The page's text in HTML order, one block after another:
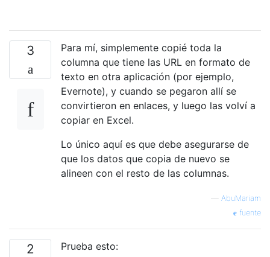
3
Para mí, simplemente copié toda la
columna que tiene las URL en formato de
texto en otra aplicación (por ejemplo,
Evernote), y cuando se pegaron allí se
convirtieron en enlaces, y luego las volví a
copiar en Excel.
Lo único aquí es que debe asegurarse de
que los datos que copia de nuevo se
alineen con el resto de las columnas.
— AbuMariam
fuente
2
Prueba esto: